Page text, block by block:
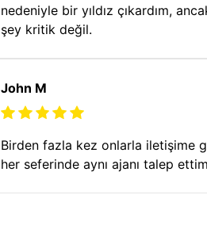
nedeniyle bir yıldız çıkardım,
şey kritik değil.
John M
Birden fazla kez onlarla iletişime
her seferinde aynı ajanı talep